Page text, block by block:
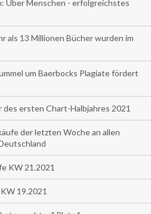
Über Menschen - erfolgreichstes
als 13 Millionen Bücher wurden im
um Baerbocks Plagiate fördert
ersten Chart-Halbjahres 2021
der letzten Woche an allen
KW 21.2021
19.2021